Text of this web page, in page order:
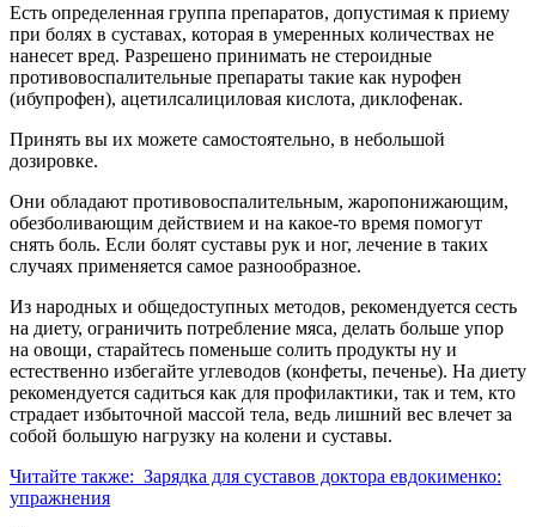
Есть определенная группа препаратов, допустимая к приему
при болях в суставах, которая в умеренных количествах не
нанесет вред. Разрешено принимать не стероидные
противовоспалительные препараты такие как нурофен
(ибупрофен), ацетилсалициловая кислота, диклофенак.
Принять вы их можете самостоятельно, в небольшой
дозировке.
Они обладают противовоспалительным, жаропонижающим,
обезболивающим действием и на какое-то время помогут
снять боль. Если болят суставы рук и ног, лечение в таких
случаях применяется самое разнообразное.
Из народных и общедоступных методов, рекомендуется сесть
на диету, ограничить потребление мяса, делать больше упор
на овощи, старайтесь поменьше солить продукты ну и
естественно избегайте углеводов (конфеты, печенье). На диету
рекомендуется садиться как для профилактики, так и тем, кто
страдает избыточной массой тела, ведь лишний вес влечет за
собой большую нагрузку на колени и суставы.
Читайте также: Зарядка для суставов доктора евдокименко:
упражнения